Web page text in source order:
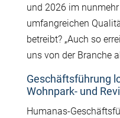
und 2026 im
umfangreichen
betreibt? „Auch so
uns von der Branche
Geschäftsführung
Wohnpark- und
Humanas-